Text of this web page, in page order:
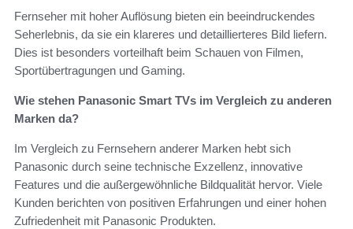
Fernseher mit hoher Auflösung bieten ein beeindruckendes
Seherlebnis, da sie ein klareres und detaillierteres Bild liefern.
Dies ist besonders vorteilhaft beim Schauen von Filmen,
Sportübertragungen und Gaming.
Wie stehen Panasonic Smart TVs im Vergleich zu anderen
Marken da?
Im Vergleich zu Fernsehern anderer Marken hebt sich
Panasonic durch seine technische Exzellenz, innovative
Features und die außergewöhnliche Bildqualität hervor. Viele
Kunden berichten von positiven Erfahrungen und einer hohen
Zufriedenheit mit Panasonic Produkten.